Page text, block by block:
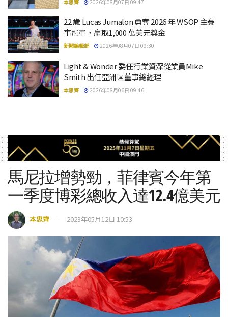
本思齊 2026年08月07日 09:47
22 歲 Lucas Jumalon 勇奪 2026 年 WSOP 主賽
事冠軍，贏取1,000 萬美元獎金
新聞編輯部 2026年08月07日 09:30
Light & Wonder 委任行業資深從業員Mike
Smith 出任亞洲區董事總經理
本思齊 2026年08月06日 09:46
馬尼拉增勢勁，菲律賓今年第
一季度博彩總收入達12.4億美元
本思齊 2023年05月12日 10:53